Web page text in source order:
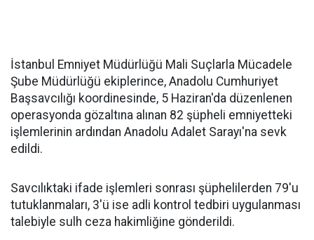
İstanbul Emniyet Müdürlüğü Mali Suçlarla Mücadele
Şube Müdürlüğü ekiplerince, Anadolu Cumhuriyet
Başsavcılığı koordinesinde, 5 Haziran'da düzenlenen
operasyonda gözaltına alınan 82 şüpheli emniyetteki
işlemlerinin ardından Anadolu Adalet Sarayı'na sevk
edildi.
Savcılıktaki ifade işlemleri sonrası şüphelilerden 79'u
tutuklanmaları, 3'ü ise adli kontrol tedbiri uygulanması
talebiyle sulh ceza hakimliğine gönderildi.